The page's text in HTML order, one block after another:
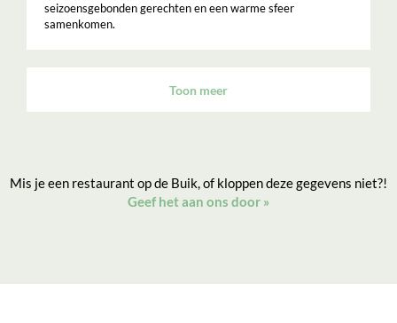
seizoensgebonden gerechten en een warme sfeer
samenkomen.
Toon meer
Mis je een restaurant op de Buik, of kloppen deze gegevens niet?!
Geef het aan ons door »